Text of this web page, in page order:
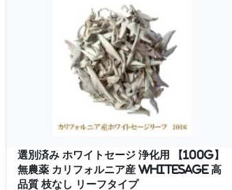
選別済み ホワイトセージ 浄化用 【100g】
無農薬 カリフォルニア産 whitesage 高
品質 枝なし リーフタイプ